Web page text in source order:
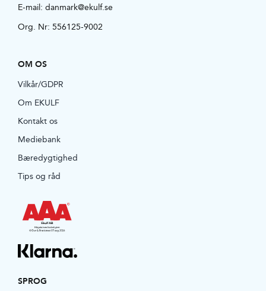
E-mail: danmark@ekulf.se
Org. Nr: 556125-9002
OM OS
Vilkår/GDPR
Om EKULF
Kontakt os
Mediebank
Bæredygtighed
Tips og råd
SPROG